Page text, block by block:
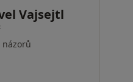
Vajsejtl
názorů